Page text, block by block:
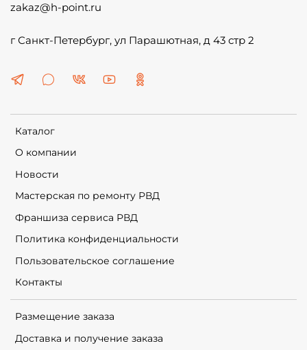
Каталог
О компании
Новости
Мастерская по ремонту РВД
Франшиза сервиса РВД
Политика конфиденциальности
Пользовательское соглашение
Контакты
Размещение заказа
Доставка и получение заказа
zakaz@h-point.ru
г Санкт-Петербург, ул Парашютная, д 43 стр 2